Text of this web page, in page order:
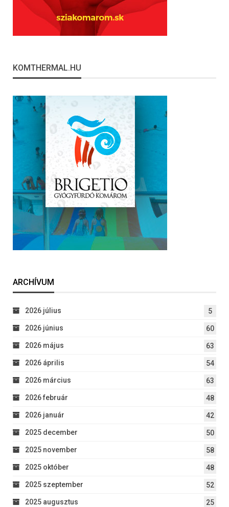
KOMTHERMAL.HU
ARCHÍVUM
2026 július 5
2026 június 60
2026 május 63
2026 április 54
2026 március 63
2026 február 48
2026 január 42
2025 december 50
2025 november 58
2025 október 48
2025 szeptember 52
2025 augusztus 25